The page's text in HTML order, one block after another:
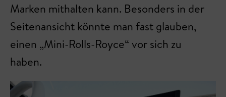
Marken mithalten kann. Besonders in der
Seitenansicht könnte man fast glauben,
einen „Mini-Rolls-Royce“ vor sich zu
haben.